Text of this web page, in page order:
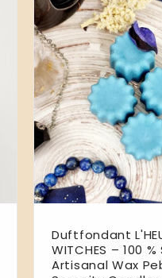
Duftfondant
WITCHES – 100 %
Artisanal Wax